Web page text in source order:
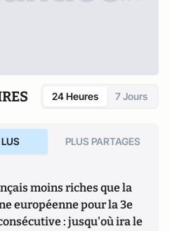
24 Heures 7 Jours
PLUS PARTAGES
moins riches que la
européenne pour la 3e
: jusqu'où ira le